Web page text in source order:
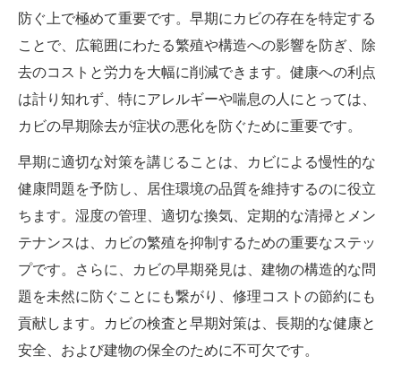
防ぐ上で極めて重要です。早期にカビの存在を特定する
ことで、広範囲にわたる繁殖や構造への影響を防ぎ、除
去のコストと労力を大幅に削減できます。健康への利点
は計り知れず、特にアレルギーや喘息の人にとっては、
カビの早期除去が症状の悪化を防ぐために重要です。
早期に適切な対策を講じることは、カビによる慢性的な
健康問題を予防し、居住環境の品質を維持するのに役立
ちます。湿度の管理、適切な換気、定期的な清掃とメン
テナンスは、カビの繁殖を抑制するための重要なステッ
プです。さらに、カビの早期発見は、建物の構造的な問
題を未然に防ぐことにも繋がり、修理コストの節約にも
貢献します。カビの検査と早期対策は、長期的な健康と
安全、および建物の保全のために不可欠です。